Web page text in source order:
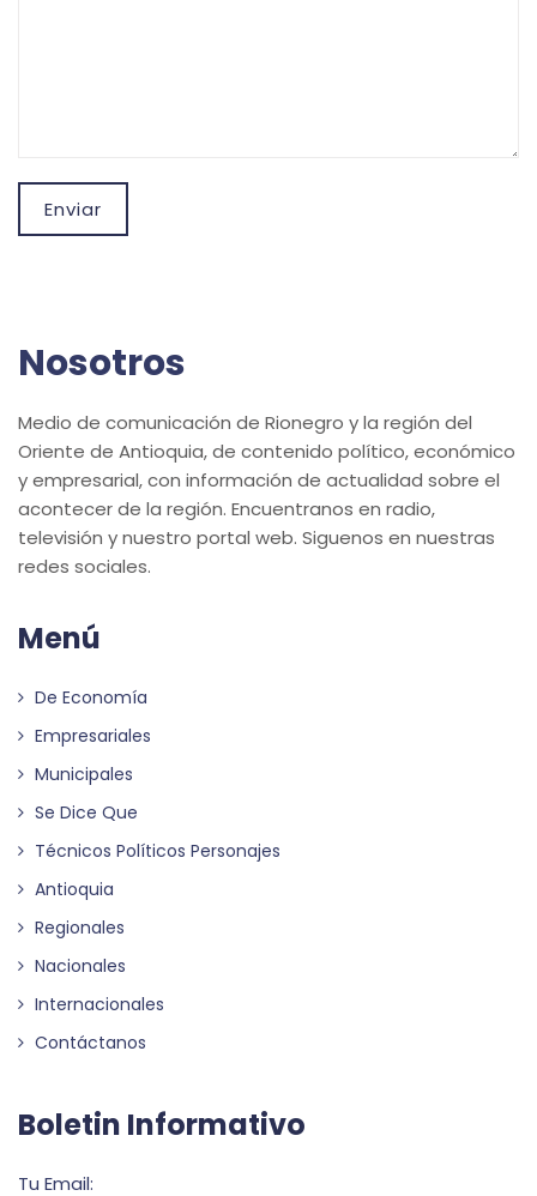
Enviar
Nosotros
Medio de comunicación de Rionegro y la región del
Oriente de Antioquia, de contenido político, económico
y empresarial, con información de actualidad sobre el
acontecer de la región. Encuentranos en radio,
televisión y nuestro portal web. Siguenos en nuestras
redes sociales.
Menú
De Economía
Empresariales
Municipales
Se Dice Que
Técnicos Políticos Personajes
Antioquia
Regionales
Nacionales
Internacionales
Contáctanos
Boletin Informativo
Tu Email: